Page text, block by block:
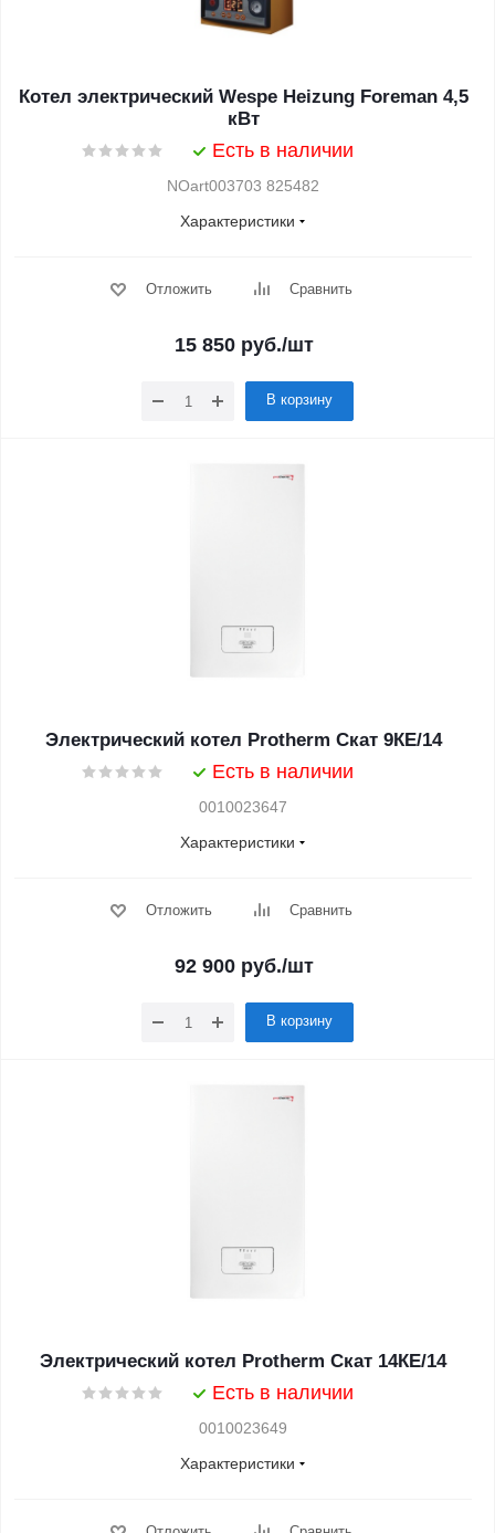
Котел электрический Wespe Heizung Foreman 4,5
кВт
Есть в наличии
NOart003703 825482
Характеристики
Отложить Сравнить
15 850руб./шт
В корзину
Электрический котел Protherm Скат 9КE/14
Есть в наличии
0010023647
Характеристики
Отложить Сравнить
92 900руб./шт
В корзину
Электрический котел Protherm Скат 14КE/14
Есть в наличии
0010023649
Характеристики